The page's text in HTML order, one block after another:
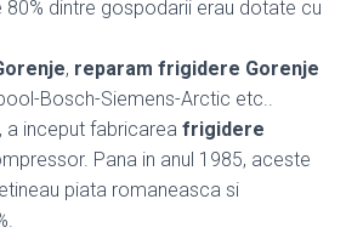
80% dintre gospodarii erau dotate cu
, reparam frigidere Gorenje
Bosch-Siemens-Arctic etc..
a inceput fabricarea frigidere
Pana in anul 1985, aceste
piata romaneasca si